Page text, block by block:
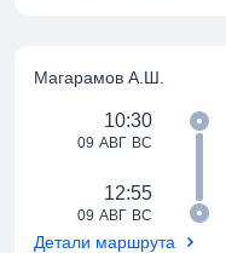
Магарамов А.Ш.
09 АВГ ВС
10:30
09 АВГ ВС
12:55
Детали маршрута